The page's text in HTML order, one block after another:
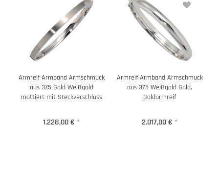
Armreif Armband Armschmuck
aus 375 Gold Weißgold
mattiert mit Steckverschluss
1.228,00 € *
Armreif Armband Armschmuck
aus 375 Weißgold Gold,
Goldarmreif
2.017,00 € *